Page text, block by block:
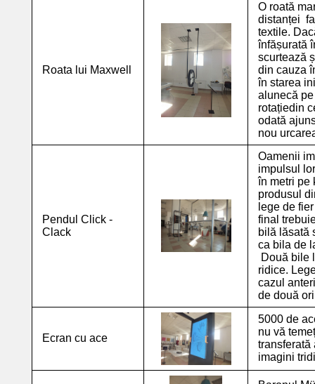
Roata lui Maxwell
O roată
distanței
textile.
înfășurată
scurtează
din cauza
în starea
alunecă
rotațiedin
odată
nou
Pendul Click -
Clack
Oamenii
impulsul
în metri pe
produsul
lege de
final
bilă lăsată
ca bila de
Două bile
ridice.
cazul
de două
Ecran cu ace
5000 de
nu vă
transferată
imagini